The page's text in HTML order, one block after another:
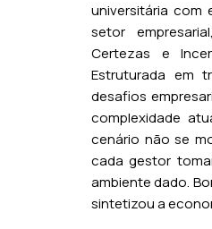
universitária com
setor
Certezas e
Estruturada em
desafios
complexidade
cenário não se
cada gestor
ambiente dado.
sintetizou a